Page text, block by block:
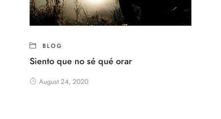
BLOG
Siento que no sé qué orar
August 24, 2020